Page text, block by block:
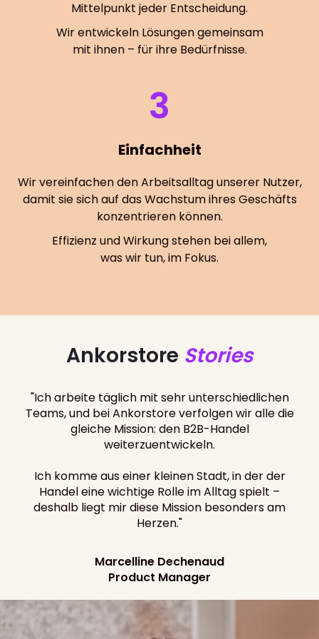
Mittelpunkt jeder Entscheidung.
Wir entwickeln Lösungen gemeinsam
mit ihnen – für ihre Bedürfnisse.
3
Einfachheit
Wir vereinfachen den Arbeitsalltag unserer Nutzer,
damit sie sich auf das Wachstum ihres Geschäfts
konzentrieren können.
Effizienz und Wirkung stehen bei allem,
was wir tun, im Fokus.
Ankorstore Stories
"Ich arbeite täglich mit sehr unterschiedlichen
Teams, und bei Ankorstore verfolgen wir alle die
gleiche Mission: den B2B-Handel
weiterzuentwickeln.
Ich komme aus einer kleinen Stadt, in der der
Handel eine wichtige Rolle im Alltag spielt –
deshalb liegt mir diese Mission besonders am
Herzen."
Marcelline Dechenaud
Product Manager